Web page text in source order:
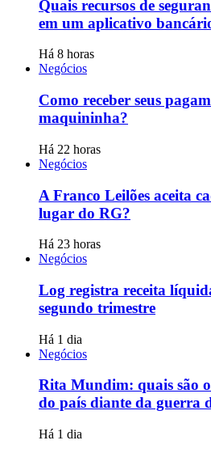
Quais recursos de
em um aplicativo
Há 8 horas
Negócios
Como receber seus
maquininha?
Há 22 horas
Negócios
A Franco Leilões aceita
lugar do RG?
Há 23 horas
Negócios
Log registra receita
segundo trimestre
Há 1 dia
Negócios
Rita Mundim: quais são
do país diante da guerra
Há 1 dia